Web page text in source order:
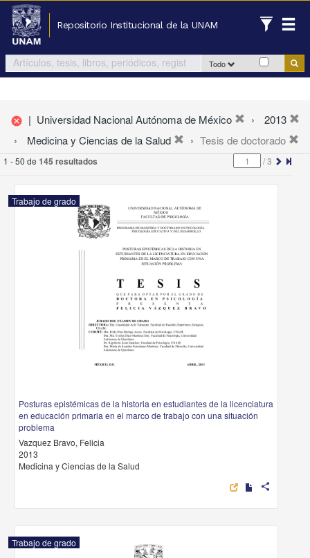
Repositorio Institucional de la UNAM
Todo
cancel | Universidad Nacional Autónoma de México
2013
Medicina y Ciencias de la Salud
Tesis de doctorado
1 - 50 de 145 resultados /3
Trabajo de grado
Posturas epistémicas de la historia en estudiantes de la licenciatura
en educación primaria en el marco de trabajo con una situación
problema
Vazquez Bravo, Felicia
2013
Medicina y Ciencias de la Salud
share
Trabajo de grado